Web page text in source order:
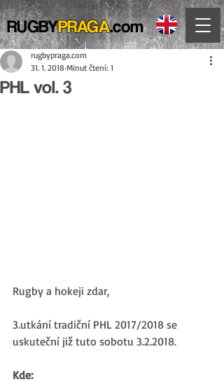
RUGBYPRAGA.com
PHL vol. 3
rugbypraga.com
31. 1. 2018 Minut čtení: 1
Rugby a hokeji zdar,
3.utkání tradiční PHL 2017/2018 se
uskuteční již tuto sobotu 3.2.2018.
Kde: